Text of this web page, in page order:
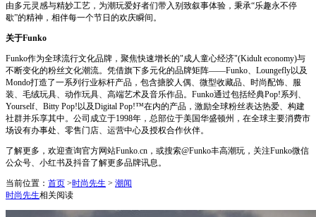
由多元灵感与精妙工艺，为潮玩爱好者们带入别致叙事体验，秉承“乐趣永不停
歇”的精神，相伴每一个节日的欢庆瞬间。
关于Funko
Funko作为全球流行文化品牌，聚焦快速增长的"成人童心经济"(Kidult economy)与
不断变化的粉丝文化潮流。凭借旗下多元化的品牌矩阵——Funko、Loungefly以及
Mondo打造了一系列行业标杆产品，包含搪胶人偶、微型收藏品、时尚配饰、服
装、毛绒玩具、动作玩具、高端艺术及音乐作品。Funko通过包括经典Pop!系列、
Yourself、Bitty Pop!以及Digital Pop!™在内的产品，激励全球粉丝表达热爱、构建
社群并乐享其中。公司成立于1998年，总部位于美国华盛顿州，在全球主要消费市
场设有办事处、零售门店、运营中心及授权合作伙伴。
了解更多，欢迎查询官方网站Funko.cn，或搜索@Funko丰高潮玩，关注Funko微信
公众号、小红书及抖音了解更多品牌讯息。
当前位置： 首页 >时尚先生 > 潮闻
时尚先生相关阅读